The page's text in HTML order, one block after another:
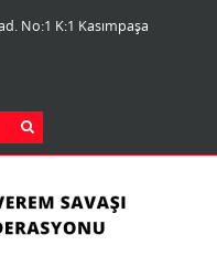
No:1 K:1 Kasımpaşa